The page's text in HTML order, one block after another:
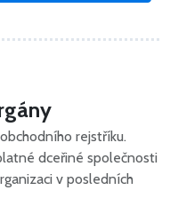
rejstříku.
dceřiné společnosti
v posledních